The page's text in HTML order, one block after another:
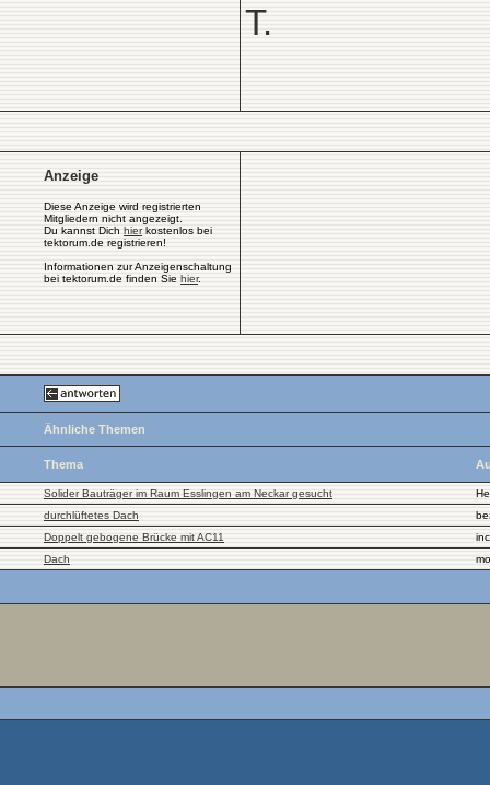
T.
Anzeige
Diese Anzeige wird registrierten
Mitgliedern nicht angezeigt.
Du kannst Dich hierkostenlos bei
tektorum.de registrieren!
Informationen zur Anzeigenschaltung
bei tektorum.de finden Sie hier.
Ähnliche Themen
Thema
Solider Bauträger im Raum Esslingen am Neckar gesucht
durchlüftetes Dach
Doppelt gebogene Brücke mit AC11
Dach